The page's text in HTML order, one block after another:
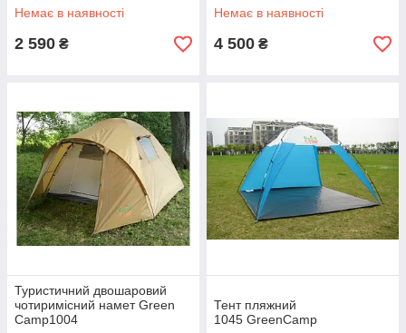
Немає в наявності
2 590 ₴
Немає в наявності
4 500 ₴
Туристичний двошаровий
чотиримісний намет Green
Camp1004
Тент пляжний
1045 GreenCamp